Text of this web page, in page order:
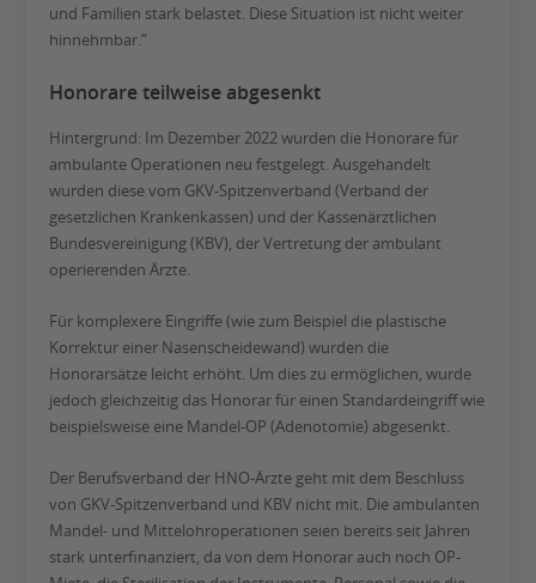
und Familien stark belastet. Diese Situation ist nicht weiter
hinnehmbar.“
Honorare teilweise abgesenkt
Hintergrund: Im Dezember 2022 wurden die Honorare für
ambulante Operationen neu festgelegt. Ausgehandelt
wurden diese vom GKV-Spitzenverband (Verband der
gesetzlichen Krankenkassen) und der Kassenärztlichen
Bundesvereinigung (KBV), der Vertretung der ambulant
operierenden Ärzte.
Für komplexere Eingriffe (wie zum Beispiel die plastische
Korrektur einer Nasenscheidewand) wurden die
Honorarsätze leicht erhöht. Um dies zu ermöglichen, wurde
jedoch gleichzeitig das Honorar für einen Standardeingriff wie
beispielsweise eine Mandel-OP (Adenotomie) abgesenkt.
Der Berufsverband der HNO-Ärzte geht mit dem Beschluss
von GKV-Spitzenverband und KBV nicht mit. Die ambulanten
Mandel- und Mittelohroperationen seien bereits seit Jahren
stark unterfinanziert, da von dem Honorar auch noch OP-